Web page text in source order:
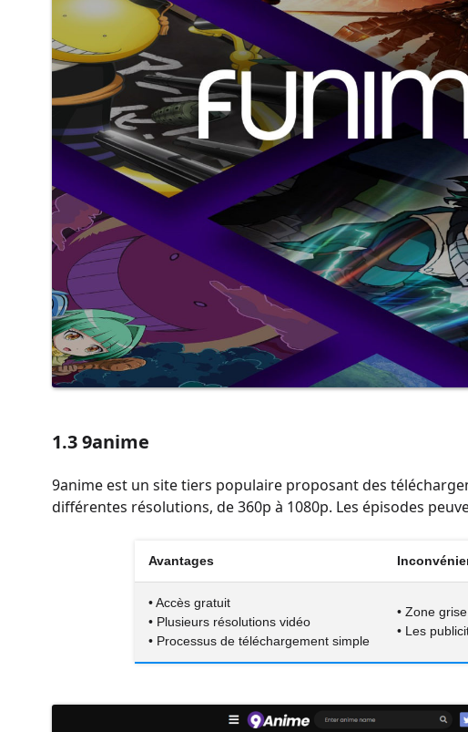
1.3 9anime
9anime est un site tiers populaire proposant des
différentes résolutions, de 360p à 1080p. Les épisodes
Avantages
• Accès gratuit
• Plusieurs résolutions vidéo
• Processus de téléchargement simple
• Zone
• Les